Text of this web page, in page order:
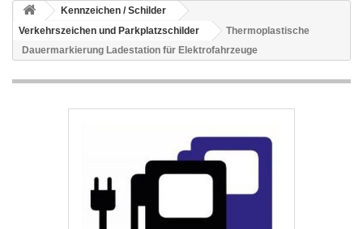
Kennzeichen / Schilder
Verkehrszeichen und Parkplatzschilder
Thermoplastische
Dauermarkierung Ladestation für Elektrofahrzeuge